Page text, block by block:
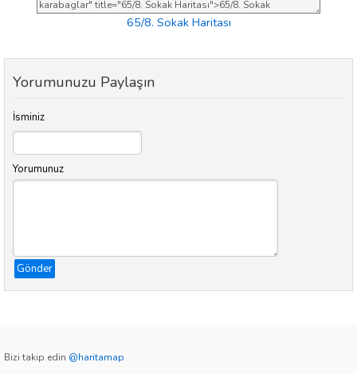
65/8. Sokak Haritası
Yorumunuzu Paylaşın
İsminiz
Yorumunuz
Gönder
Bizi takip edin @haritamap